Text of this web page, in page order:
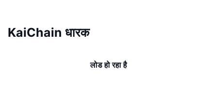
KaiChain धारक
लोड हो रहा है